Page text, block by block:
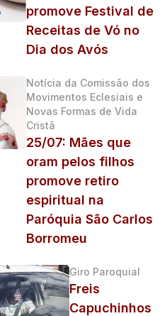
promove Festival de
Receitas de Vó no
Dia dos Avós
Notícia da Comissão dos
Movimentos Eclesiais e
Novas Formas de Vida
Cristã
25/07: Mães que
oram pelos filhos
promove retiro
espiritual na
Paróquia São Carlos
Borromeu
Giro Paroquial
Freis
Capuchinhos